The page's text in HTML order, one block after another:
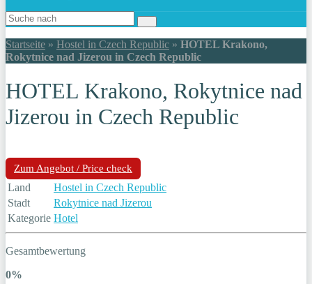
Startseite » Hostel in Czech Republic » HOTEL Krakono,
Rokytnice nad Jizerou in Czech Republic
HOTEL Krakono, Rokytnice nad
Jizerou in Czech Republic
Zum Angebot / Price check
Land
Hostel in Czech Republic
Stadt
Rokytnice nad Jizerou
Kategorie Hotel
Gesamtbewertung
0%